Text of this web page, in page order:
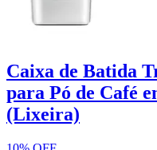
Caixa de Batida
para Pó de Café
(Lixeira)